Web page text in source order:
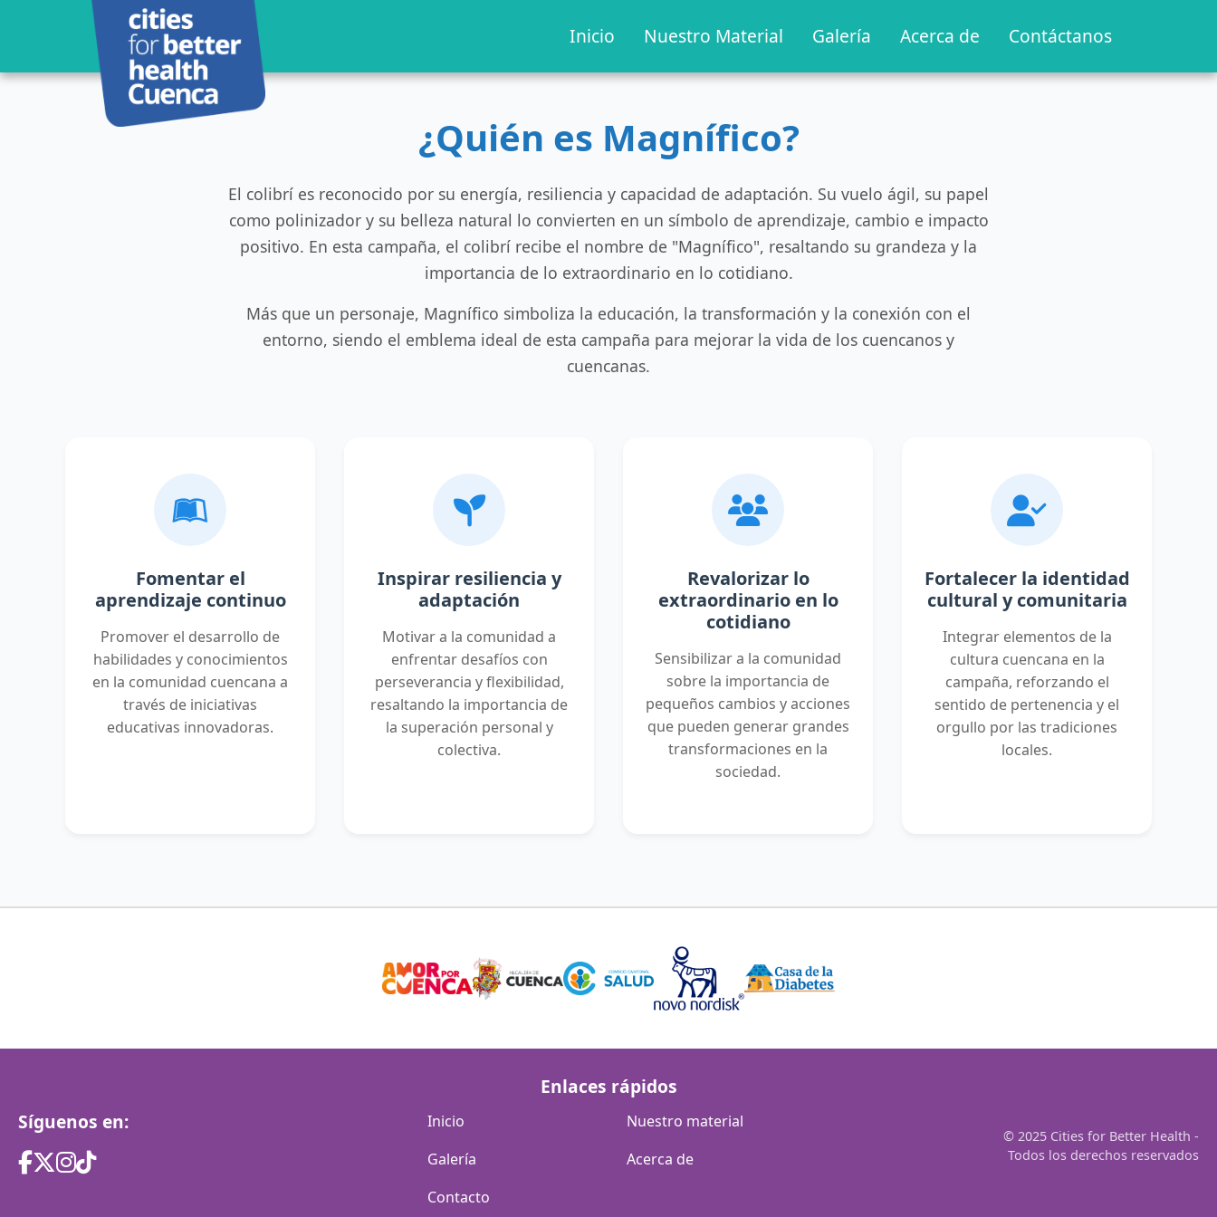
Inicio Nuestro Material Galería Acerca de Contáctanos
¿Quién es Magnífico?
El colibrí es reconocido por su energía, resiliencia y capacidad de adaptación. Su vuelo ágil, su papel
como polinizador y su belleza natural lo convierten en un símbolo de aprendizaje, cambio e impacto
positivo. En esta campaña, el colibrí recibe el nombre de "Magnífico", resaltando su grandeza y la
importancia de lo extraordinario en lo cotidiano.
Más que un personaje, Magnífico simboliza la educación, la transformación y la conexión con el
entorno, siendo el emblema ideal de esta campaña para mejorar la vida de los cuencanos y
cuencanas.
Fomentar el
aprendizaje continuo
Promover el desarrollo de
habilidades y conocimientos
en la comunidad cuencana a
través de iniciativas
educativas innovadoras.
Inspirar resiliencia y
adaptación
Motivar a la comunidad a
enfrentar desafíos con
perseverancia y flexibilidad,
resaltando la importancia de
la superación personal y
colectiva.
Revalorizar lo
extraordinario en lo
cotidiano
Sensibilizar a la comunidad
sobre la importancia de
pequeños cambios y acciones
que pueden generar grandes
transformaciones en la
sociedad.
Fortalecer la identidad
cultural y comunitaria
Integrar elementos de la
cultura cuencana en la
campaña, reforzando el
sentido de pertenencia y el
orgullo por las tradiciones
locales.
Síguenos en:
Enlaces rápidos
Inicio
Nuestro material
Galería
Acerca de
Contacto
© 2025 Cities for Better Health -
Todos los derechos reservados